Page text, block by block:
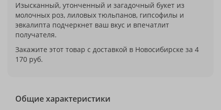
Изысканный, утонченный и загадочный букет из
молочных роз, лиловых тюльпанов, гипсофилы и
эвкалипта подчеркнет ваш вкус и впечатлит
получателя.
Закажите этот товар с доставкой в Новосибирске за 4
170 руб.
Общие характеристики